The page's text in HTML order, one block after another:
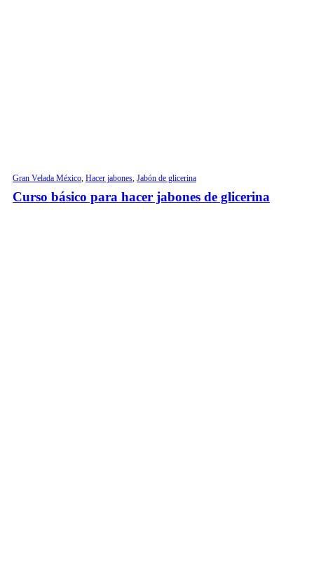
Gran Velada México Hacer jabones Jabón de glicerina
Curso básico para hacer jabones de glicerina